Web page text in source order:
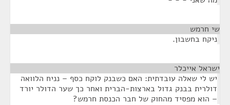
שי חרמש
ניקח בחשבון.
ישראל אייכלר
יש לי שאלה עובדתית: האם כשבנק לוקח כסף – נניח הלוואה
דולרית בבנק גדול בארצות-הברית ואחר כך שער הדולר יורד
– הוא מפסיד מהחוק של חבר הכנסת חרמש?